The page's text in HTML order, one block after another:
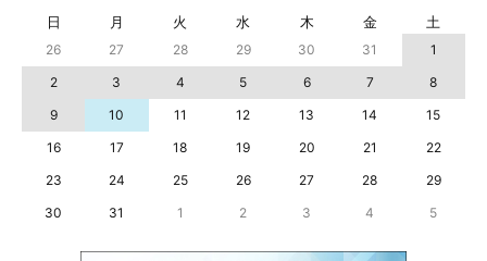
日 月 火 水 木 金 土
26 27 28 29 30 31
1
2
3 4 5 6 7
8
9
10 11 12 13 14
15
16
17 18 19 20 21
22
23
24 25 26 27 28
29
30
31 1 2 3 4 5